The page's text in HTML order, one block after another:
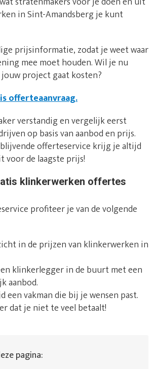
in Sint-Amandsberg je kunt
prijsinformatie, zodat je weet waar
mee moet houden. Wil je nu
project gaat kosten?
offerteaanvraag.
verstandig en vergelijk eerst
op basis van aanbod en prijs.
offerteservice krijg je altijd
voor de laagste prijs!
klinkerwerken offertes
profiteer je van de volgende
in de prijzen van klinkerwerken in
klinkerlegger in de buurt met een
aanbod.
een vakman die bij je wensen past.
dat je niet te veel betaalt!
pagina: